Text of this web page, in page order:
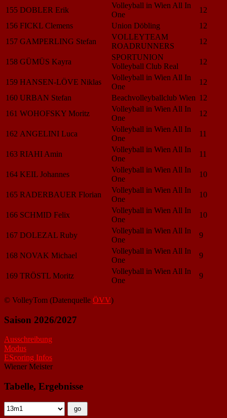
155 DOBLER Erik
Volleyball in Wien All In
One
12
156 FICKL Clemens Union Döbling
12
157 GAMPERLING Stefan
VOLLEYTEAM
ROADRUNNERS
12
158 GÜMÜS Kayra
SPORTUNION
Volleyball Club Real
12
159 HANSEN-LÖVE Niklas
Volleyball in Wien All In
One
12
160 URBAN Stefan Beachvolleyballclub Wien 12
161 WOHOFSKY Moritz
Volleyball in Wien All In
One
12
162 ANGELINI Luca
Volleyball in Wien All In
One
11
163 RIAHI Amin
Volleyball in Wien All In
One
11
164 KEIL Johannes
Volleyball in Wien All In
One
10
165 RADERBAUER Florian
Volleyball in Wien All In
One
10
166 SCHMID Felix
Volleyball in Wien All In
One
10
167 DOLEZAL Ruby
Volleyball in Wien All In
One
9
168 NOVAK Michael
Volleyball in Wien All In
One
9
169 TRÖSTL Moritz
Volleyball in Wien All In
One
9
© VolleyTom (Datenquelle ÖVV)
Saison 2026/2027
Ausschreibung
Modus
EScoring Infos
Wiener Meister
Tabelle, Ergebnisse